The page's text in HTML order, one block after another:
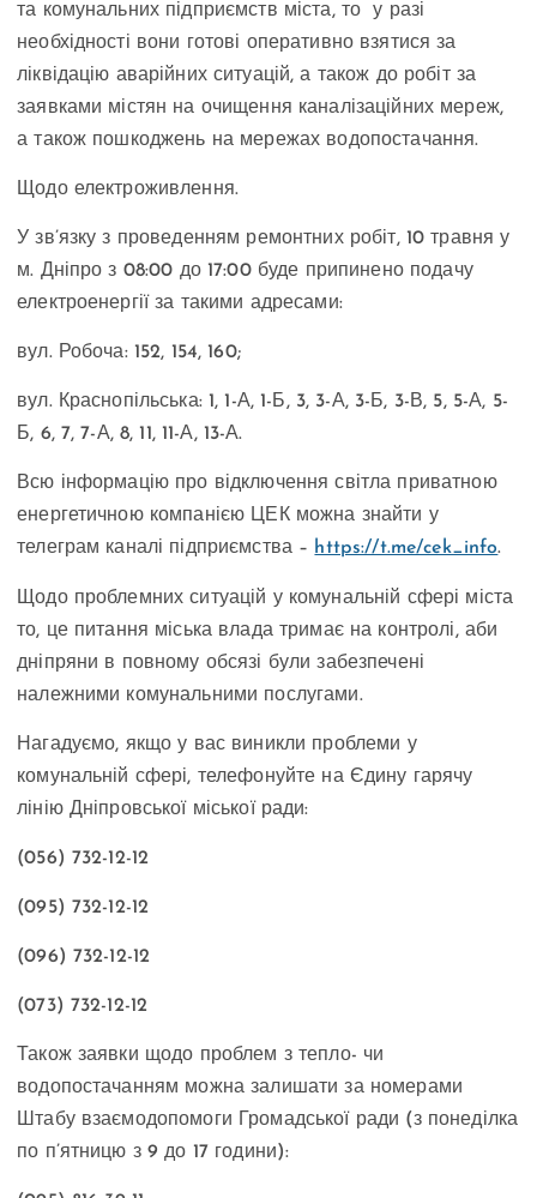
та комунальних підприємств міста, то у разі
необхідності вони готові оперативно взятися за
ліквідацію аварійних ситуацій, а також до робіт за
заявками містян на очищення каналізаційних мереж,
а також пошкоджень на мережах водопостачання.
Щодо електроживлення.
У зв’язку з проведенням ремонтних робіт, 10 травня у
м. Дніпро з 08:00 до 17:00 буде припинено подачу
електроенергії за такими адресами:
вул. Робоча: 152, 154, 160;
вул. Краснопільська: 1, 1-А, 1-Б, 3, 3-А, 3-Б, 3-В, 5, 5-А, 5-
Б, 6, 7, 7-А, 8, 11, 11-А, 13-А.
Всю інформацію про відключення світла приватною
енергетичною компанією ЦЕК можна знайти у
телеграм каналі підприємства – https://t.me/cek_info.
Щодо проблемних ситуацій у комунальній сфері міста
то, це питання міська влада тримає на контролі, аби
дніпряни в повному обсязі були забезпечені
належними комунальними послугами.
Нагадуємо, якщо у вас виникли проблеми у
комунальній сфері, телефонуйте на Єдину гарячу
лінію Дніпровської міської ради:
(056) 732-12-12
(095) 732-12-12
(096) 732-12-12
(073) 732-12-12
Також заявки щодо проблем з тепло- чи
водопостачанням можна залишати за номерами
Штабу взаємодопомоги Громадської ради (з понеділка
по п’ятницю з 9 до 17 години):